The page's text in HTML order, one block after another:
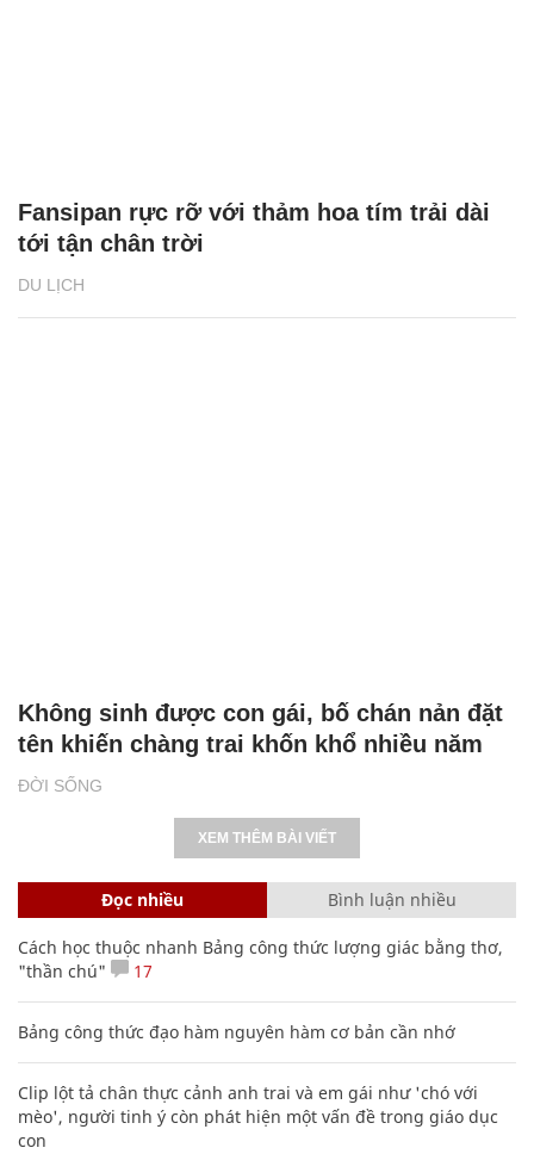
DU LỊCH
Fansipan rực rỡ với thảm hoa tím trải dài
tới tận chân trời
ĐỜI SỐNG
Không sinh được con gái, bố chán nản đặt
tên khiến chàng trai khốn khổ nhiều năm
XEM THÊM BÀI VIẾT
Đọc nhiều Bình luận nhiều
Cách học thuộc nhanh Bảng công thức lượng giác bằng thơ,
"thần chú"
17
Bảng công thức đạo hàm nguyên hàm cơ bản cần nhớ
Clip lột tả chân thực cảnh anh trai và em gái như 'chó với
mèo', người tinh ý còn phát hiện một vấn đề trong giáo dục
con